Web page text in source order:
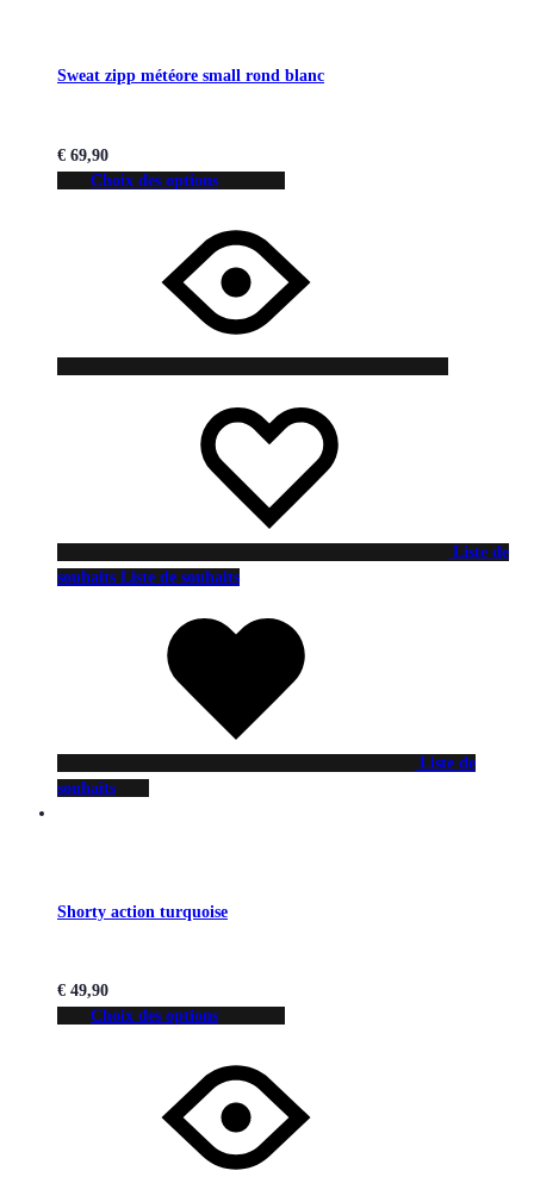
Sweat zipp météore small rond blanc
€ 69,90
Choix des options
Liste de
souhaits Liste de souhaits
Liste de
souhaits
Shorty action turquoise
€ 49,90
Choix des options